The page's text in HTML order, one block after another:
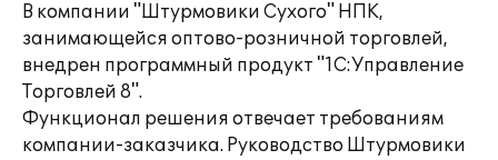
В компании "Штурмовики Сухого" НПК,
занимающейся оптово-розничной торговлей,
внедрен программный продукт "1С:Управление
Торговлей 8".
Функционал решения отвечает требованиям
компании-заказчика. Руководство Штурмовики